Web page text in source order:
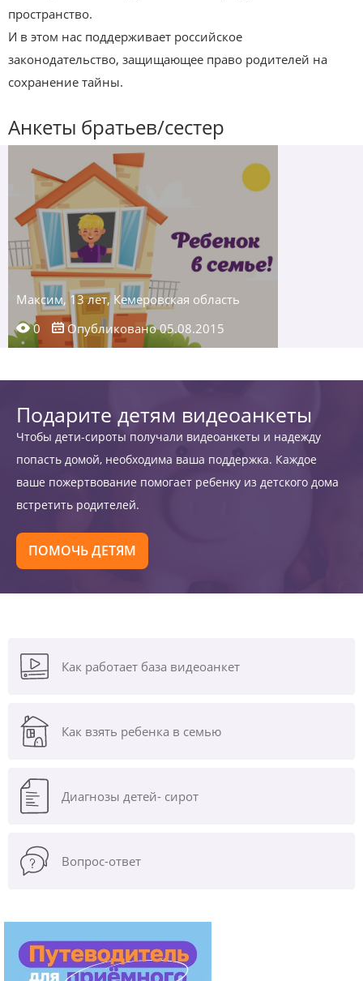
пространство.
И в этом нас поддерживает российское
законодательство, защищающее право родителей на
сохранение тайны.
Анкеты братьев/сестер
Максим, 13 лет, Кемеровская область
0
Опубликовано 05.08.2015
Подарите детям видеоанкеты
Чтобы дети-сироты получали видеоанкеты и надежду
попасть домой, необходима ваша поддержка. Каждое
ваше пожертвование помогает ребенку из детского дома
встретить родителей.
ПОМОЧЬ ДЕТЯМ
Как работает база видеоанкет
Как взять ребенка в семью
Диагнозы детей- сирот
Вопрос-ответ